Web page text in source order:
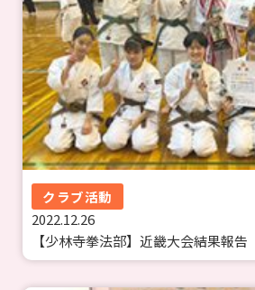
クラブ活動
2022.12.26
【少林寺拳法部】近畿大会結果報告